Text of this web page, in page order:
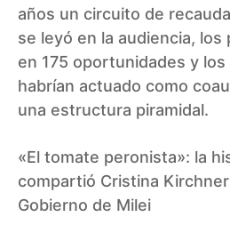
años un circuito de
se leyó en la audiencia, los
en 175 oportunidades y
habrían actuado como
una estructura piramidal.
«El tomate peronista»: la
compartió Cristina
Gobierno de Milei